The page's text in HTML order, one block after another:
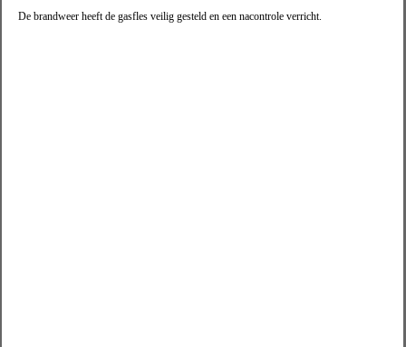
De brandweer heeft de gasfles veilig gesteld en een nacontrole verricht.